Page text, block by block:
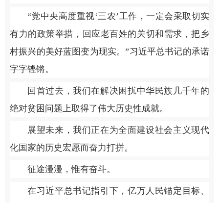
“党中央高度重视‘三农’工作，一定会采取切实
有力的政策举措，回应老百姓的关切和需求，把乡
村振兴的美好蓝图变为现实。”习近平总书记的承诺
字字铿锵。
回首过去，我们在解决困扰中华民族几千年的
绝对贫困问题上取得了伟大历史性成就。
展望未来，我们正在为全面建设社会主义现代
化国家的历史宏愿而奋力打拼。
征途漫漫，惟有奋斗。
在习近平总书记指引下，亿万人民锚定目标、